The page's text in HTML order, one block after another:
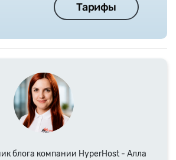
Тарифы
блога компании HyperHost - Алла